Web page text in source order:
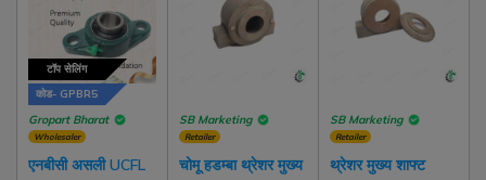
टॉप सेलिंग
कोड- GPBR5
Gropart Bharat
Wholesaler
एनबीसी असली UCFL
SB Marketing
Retailer
चोमू हडम्बा थ्रेशर मुख्य
SB Marketing
Retailer
थ्रेशर मुख्य शाफ्ट